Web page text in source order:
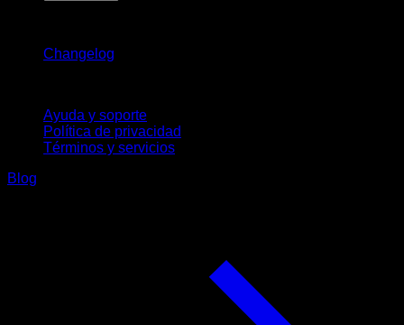
Changelog
Ayuda y soporte
Política de privacidad
Términos y servicios
Blog